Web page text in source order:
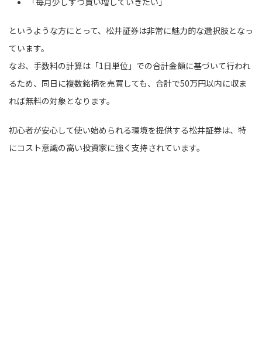
というような方にとって、松井証券は非常に魅力的な選択肢となっ
ています。
なお、手数料の計算は「1日単位」での合計金額に基づいて行われ
るため、同日に複数銘柄を売買しても、合計で50万円以内に収ま
れば無料の対象となります。
初心者が安心して使い始められる環境を提供する松井証券は、特
にコスト意識の高い投資家に強く支持されています。